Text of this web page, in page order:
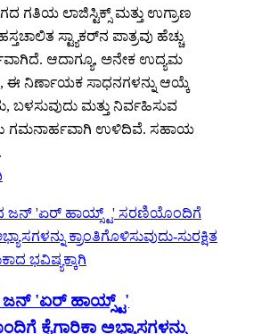
ಗತಿಯ ಲಾಜಿಸ್ಟಿಕ್ಸ್ ಮತ್ತು ಉಗ್ರಾಣ
ಸ್ಟ್ಯಾಕರ್‌ನ ಪಾತ್ರವು ಹೆಚ್ಚು
ಆದಾಗ್ಯೂ, ಅನೇಕ ಉದ್ಯಮ
ಈ ನಿರ್ಣಾಯಕ ಸಾಧನಗಳನ್ನು ಆಯ್ಕೆ
ಬಳಸುವುದು ಮತ್ತು ನಿರ್ವಹಿಸುವ
ಗಮನಾರ್ಹವಾಗಿ ಉಳಿದಿವೆ. ಸಹಾಯ
ಜನ್ 'ಏರ್ ಹಾಯ್ಸ್ಟ್'
ಕೈಗಾರಿಕಾ ಅಭ್ಯಾಸಗಳನ್ನು